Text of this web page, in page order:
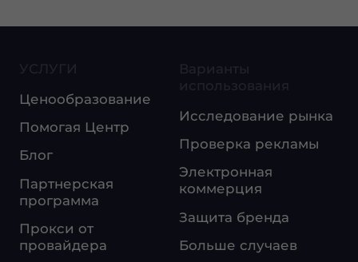
Ценообразование
Помогая Центр
Блог
Партнерская
программа
Прокси от
провайдера
Варианты
использования
Исследование рынка
Проверка рекламы
Электронная
коммерция
Защита бренда
Больше случаев